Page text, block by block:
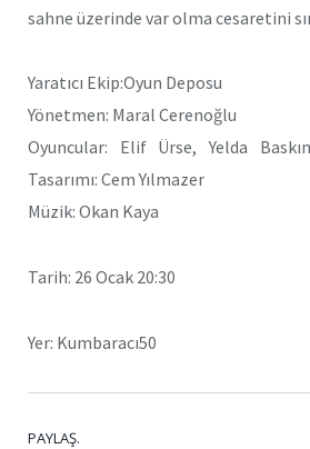
sahne üzerinde var olma cesaretini
Yaratıcı Ekip:Oyun Deposu
Yönetmen: Maral Cerenoğlu
Oyuncular: Elif Ürse, Yelda
Tasarımı: Cem Yılmazer
Müzik: Okan Kaya
Tarih: 26 Ocak 20:30
Yer: Kumbaracı50
PAYLAŞ.